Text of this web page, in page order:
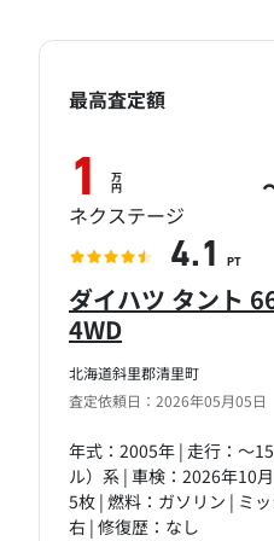
北海道斜里郡清里町
査定依頼日：2026年05月05日
ダイハツ タント
4WD
年式：2005年 | 走行：～
ル）系 | 車検：2026年10
5枚 | 燃料：ガソリン | ミ
右 | 修復歴：なし
最高査定額
1 万
円
ネクステージ
4.1 PT